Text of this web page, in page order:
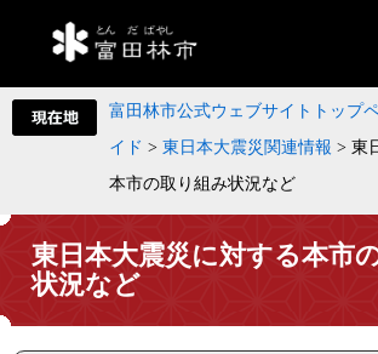
富田林市公式ウェブサイトトップ
イド > 東日本大震災関連情報 > 東
本市の取り組み状況など
東日本大震災に対する本市
状況など